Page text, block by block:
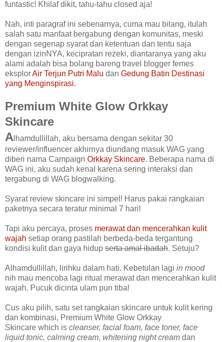
funtastic! Khilaf dikit, tahu-tahu closed aja!
Nah, inti paragraf ini sebenarnya, cuma mau bilang, itulah
salah satu manfaat bergabung dengan komunitas, meski
dengan segenap syarat dan ketentuan dan tentu saja
dengan izinNYA, kecipratan rezeki, diantaranya yang aku
alami adalah bisa bolang bareng travel blogger femes
eksplorAir Terjun Putri Malu dan Gedung Batin Destinasi
yang Menginspirasi.
Premium White Glow Orkkay
Skincare
A lhamdullillah, aku bersama dengan sekitar 30
reviewer/influencer akhirnya diundang masuk WAG yang
diberi nama Campaign Orkkay Skincare. Beberapa nama di
WAG ini, aku sudah kenal karena sering interaksi dan
tergabung di WAG blogwalking.
Syarat review skincare ini simpel! Harus pakai rangkaian
paketnya secara teratur minimal 7 hari!
Tapi aku percaya, proses merawat dan mencerahkan kulit
wajah setiap orang pastilah berbeda-beda tergantung
kondisi kulit dan gaya hidup serta amal ibadah. Setuju?
Alhamdullillah, lirihku dalam hati. Kebetulan lagi in mood
nih mau mencoba lagi ritual merawat dan mencerahkan kulit
wajah. Pucuk dicinta ulam pun tiba!
Cus aku pilih, satu set rangkaian skincare untuk kulit kering
dan kombinasi, Premium White Glow Orkkay
Skincare which is cleanser, facial foam, face toner, face
liquid tonic, calming cream, whitening night cream dan